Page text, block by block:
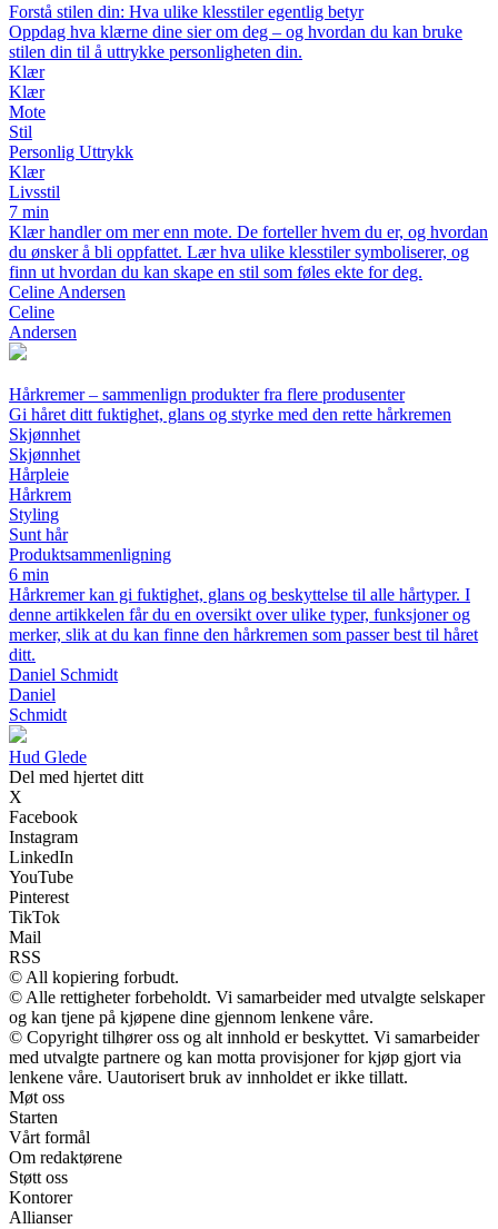
Forstå stilen din: Hva ulike klesstiler egentlig betyr
Oppdag hva klærne dine sier om deg – og hvordan du kan bruke
stilen din til å uttrykke personligheten din.
Klær
Klær
Mote
Stil
Personlig Uttrykk
Klær
Livsstil
7 min
Klær handler om mer enn mote. De forteller hvem du er, og hvordan
du ønsker å bli oppfattet. Lær hva ulike klesstiler symboliserer, og
finn ut hvordan du kan skape en stil som føles ekte for deg.
Celine Andersen
Celine
Andersen
Hårkremer – sammenlign produkter fra flere produsenter
Gi håret ditt fuktighet, glans og styrke med den rette hårkremen
Skjønnhet
Skjønnhet
Hårpleie
Hårkrem
Styling
Sunt hår
Produktsammenligning
6 min
Hårkremer kan gi fuktighet, glans og beskyttelse til alle hårtyper. I
denne artikkelen får du en oversikt over ulike typer, funksjoner og
merker, slik at du kan finne den hårkremen som passer best til håret
ditt.
Daniel Schmidt
Daniel
Schmidt
Hud Glede
Del med hjertet ditt
X
Facebook
Instagram
LinkedIn
YouTube
Pinterest
TikTok
Mail
RSS
© All kopiering forbudt.
© Alle rettigheter forbeholdt. Vi samarbeider med utvalgte selskaper
og kan tjene på kjøpene dine gjennom lenkene våre.
© Copyright tilhører oss og alt innhold er beskyttet. Vi samarbeider
med utvalgte partnere og kan motta provisjoner for kjøp gjort via
lenkene våre. Uautorisert bruk av innholdet er ikke tillatt.
Møt oss
Starten
Vårt formål
Om redaktørene
Støtt oss
Kontorer
Allianser